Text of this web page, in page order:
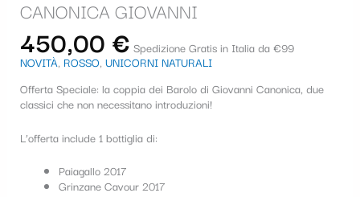
CANONICA GIOVANNI
450,00 € Spedizione Gratis in Italia da €99
NOVITÀ, ROSSO, UNICORNI NATURALI
Offerta Speciale: la coppia dei Barolo di Giovanni Canonica, due
classici che non necessitano introduzioni!
L’offerta include 1 bottiglia di:
Paiagallo 2017
Grinzane Cavour 2017
n
c